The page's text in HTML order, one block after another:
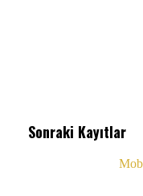
Sonraki Kayıtlar